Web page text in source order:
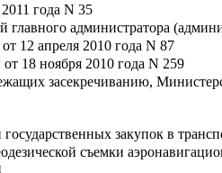
года N 35
администратора
12 апреля 2010 года N 87
18 ноября 2010 года N 259
засекречиванию,
закупок в
съемки